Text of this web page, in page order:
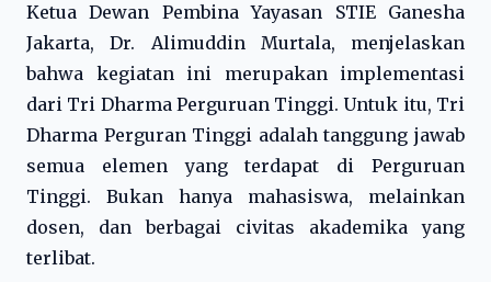
Ketua Dewan Pembina Yayasan STIE Ganesha
Jakarta, Dr. Alimuddin Murtala, menjelaskan
bahwa kegiatan ini merupakan implementasi
dari Tri Dharma Perguruan Tinggi. Untuk itu, Tri
Dharma Perguran Tinggi adalah tanggung jawab
semua elemen yang terdapat di Perguruan
Tinggi. Bukan hanya mahasiswa, melainkan
dosen, dan berbagai civitas akademika yang
terlibat.